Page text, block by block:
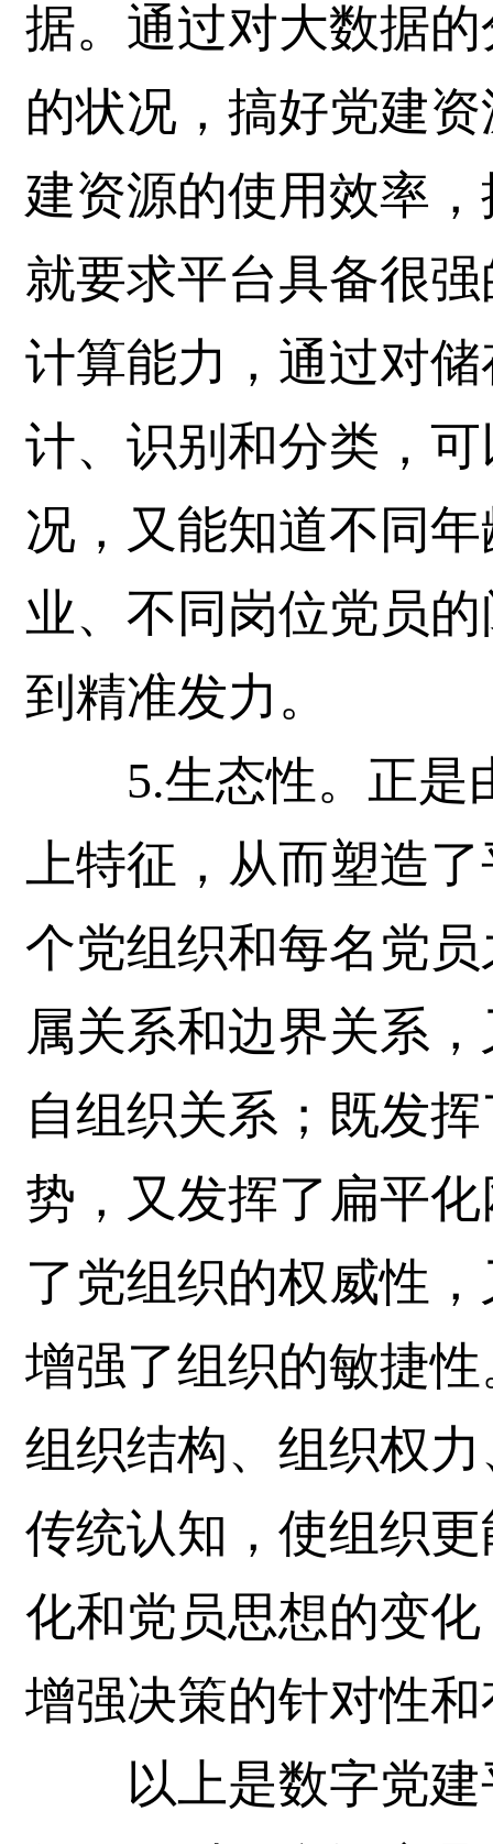
据。通过对大数据
的状况，搞好党建
建资源的使用效率
就要求平台具备很
计算能力，通过对
计、识别和分类，
况，又能知道不同
业、不同岗位党员
到精准发力。
5.生态性。正是
上特征，从而塑造
个党组织和每名党
属关系和边界关系
自组织关系；既发
势，又发挥了扁平
了党组织的权威性
增强了组织的敏捷
组织结构、组织权
传统认知，使组织
化和党员思想的变
增强决策的针对性
以上是数字党建